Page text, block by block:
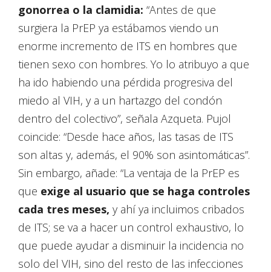
gonorrea o la clamidia: “Antes de que
surgiera la PrEP ya estábamos viendo un
enorme incremento de ITS en hombres que
tienen sexo con hombres. Yo lo atribuyo a que
ha ido habiendo una pérdida progresiva del
miedo al VIH, y a un hartazgo del condón
dentro del colectivo”, señala Azqueta. Pujol
coincide: “Desde hace años, las tasas de ITS
son altas y, además, el 90% son asintomáticas”.
Sin embargo, añade: “La ventaja de la PrEP es
que exige al usuario que se haga controles
cada tres meses, y ahí ya incluimos cribados
de ITS; se va a hacer un control exhaustivo, lo
que puede ayudar a disminuir la incidencia no
solo del VIH, sino del resto de las infecciones